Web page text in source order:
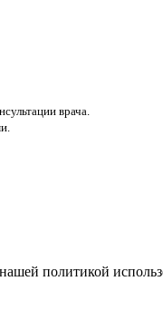
врача.
политикой